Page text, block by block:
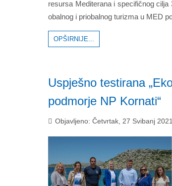
resursa Mediterana i specifičnog
obalnog i priobalnog turizma u MED
OPŠIRNIJE...
Uspješno testirana
podmorje NP Kornati“
Objavljeno: Četvrtak, 27 Svibanj